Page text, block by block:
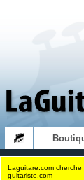
Laguitare.com
guitariste.com